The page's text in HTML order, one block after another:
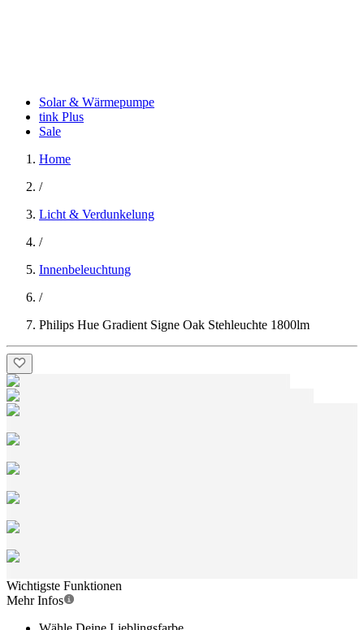
Solar & Wärmepumpe
tink Plus
Sale
Home
/
Licht & Verdunkelung
/
Innenbeleuchtung
/
Philips Hue Gradient Signe Oak Stehleuchte 1800lm
Wichtigste Funktionen
Mehr Infos